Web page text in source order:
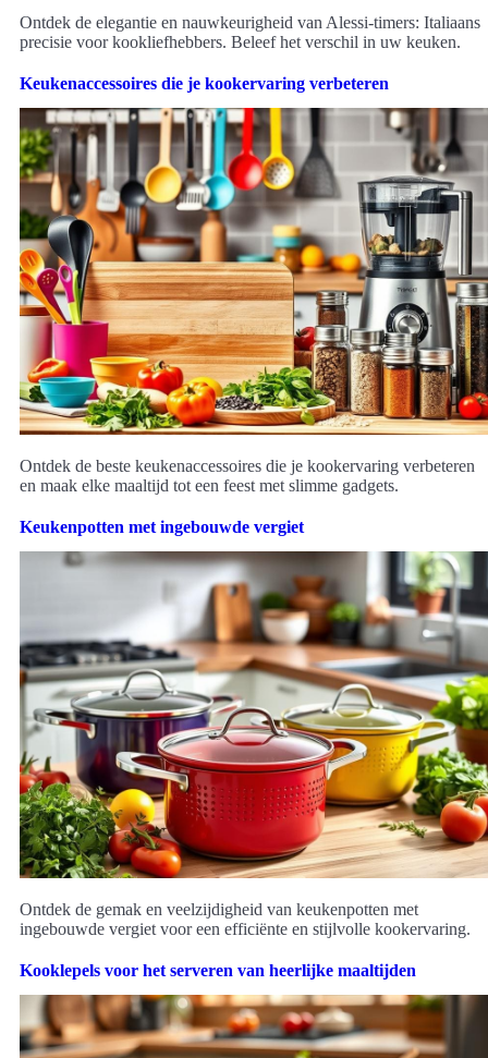
Ontdek de elegantie en nauwkeurigheid van Alessi-timers: Italiaans
precisie voor kookliefhebbers. Beleef het verschil in uw keuken.
Keukenaccessoires die je kookervaring verbeteren
Ontdek de beste keukenaccessoires die je kookervaring verbeteren
en maak elke maaltijd tot een feest met slimme gadgets.
Keukenpotten met ingebouwde vergiet
Ontdek de gemak en veelzijdigheid van keukenpotten met
ingebouwde vergiet voor een efficiënte en stijlvolle kookervaring.
Kooklepels voor het serveren van heerlijke maaltijden